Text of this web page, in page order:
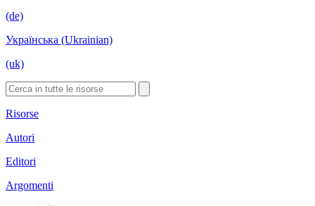
(de)
Українська (Ukrainian)
(uk)
Risorse
Autori
Editori
Argomenti